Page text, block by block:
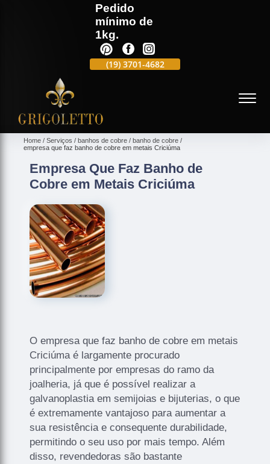
Pedido
mínimo de
1kg.
(19) 3701-4682 (19)
Home Serviços banhos de cobre
banho de cobre
empresa que faz banho de cobre em metais Criciúma
Empresa Que Faz Banho de
Cobre em Metais Criciúma
O empresa que faz banho de cobre em metais
Criciúma é largamente procurado
principalmente por empresas do ramo da
joalheria, já que é possível realizar a
galvanoplastia em semijoias e bijuterias, o que
é extremamente vantajoso para aumentar a
sua resistência e consequente durabilidade,
permitindo o seu uso por mais tempo. Além
disso, revendedoras são bastante